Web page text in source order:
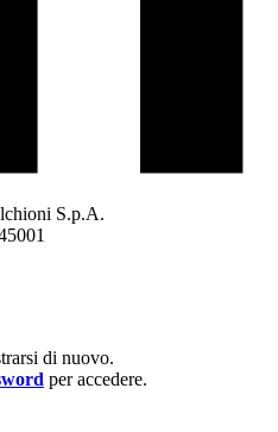
S.p.A.
di nuovo.
per accedere.